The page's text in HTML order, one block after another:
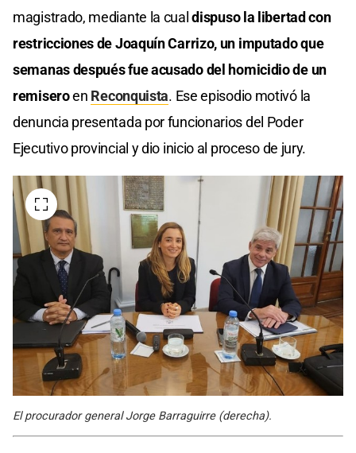
magistrado, mediante la cualdispuso la libertad con
restricciones de Joaquín Carrizo, un imputado que
semanas después fue acusado del homicidio de un
remiseroen Reconquista. Ese episodio motivó la
denuncia presentada por funcionarios del Poder
Ejecutivo provincial y dio inicio al proceso de jury.
El procurador general Jorge Barraguirre (derecha).